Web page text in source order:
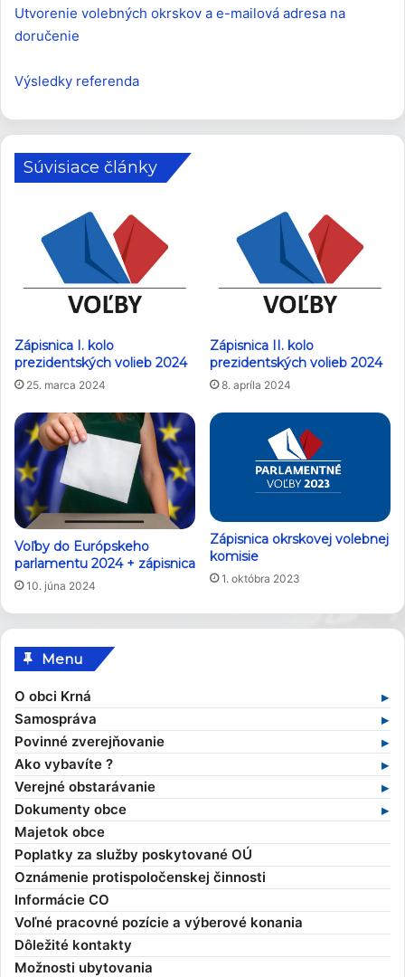
Utvorenie volebných okrskov a e-mailová adresa na
doručenie
Výsledky referenda
Súvisiace články
Zápisnica I. kolo
prezidentských volieb 2024
25. marca 2024
Zápisnica II. kolo
prezidentských volieb 2024
8. apríla 2024
Voľby do Európskeho
parlamentu 2024 + zápisnica
10. júna 2024
Zápisnica okrskovej volebnej
komisie
1. októbra 2023
Menu
O obci Krná
Základné informácie
Profil obce
História obce
Obecné symboly
Kultúra
Zaujímavosti
Samospráva
Samospráva v súčasnosti
Obecný úrad
Starosta obce
Zamestnanci obce
Hlavný kontrolór
Obecní poslanci a komisie
Zasadnutia OcZ
Povinné zverejňovanie
Zmluvy
Faktúry
Objednávky
Ako vybavíte ?
Stavebný poriadok
Výruby drevín
Dane a poplatky
Evidencia obyvateľov
Overovanie dokumentov
Sťažnosti a žiadosti
Sociálna pomoc
Elektronické služby
Verejné obstarávanie
Verejné obstarávania
Profil verejného obstarávateľa
Dokumenty obce
Kompetencie obce
Všeobecné záväzné nariadenia
Ekonomické dokumenty
Rozpočet obce
Rozvojové dokumenty
Smernice
Majetok obce
Poplatky za služby poskytované OÚ
Oznámenie protispoločenskej činnosti
Informácie CO
Voľné pracovné pozície a výberové konania
Dôležité kontakty
Možnosti ubytovania